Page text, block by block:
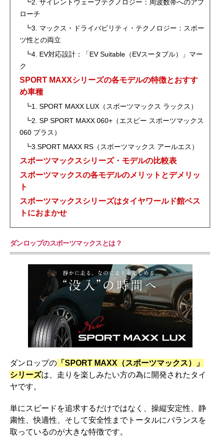
┗2. サイレントウェーブテクノロジー：周波数帯へのアプ
ローチ
┗3. マックス・ドライバビリティ・テクノロジー：スポー
ツ性との両立
┗4. EV対応設計：「EV Suitable（EVスータブル）」マー
ク
SPORT MAXXシリーズの各モデルの特徴とおすす
め車種
┗1. SPORT MAXX LUX（スポーツマックス ラックス）
┗2. SP SPORT MAXX 060+（エスピー スポーツマックス
060 プラス）
┗3.SPORT MAXX RS（スポーツマックス アールエス）
スポーツマックスシリーズ・モデルの比較表
スポーツマックスの各モデルのメリットとデメリッ
ト
スポーツマックスシリーズはタイヤワールド館ベス
トにおまかせ
ダンロップのスポーツマックスとは？
ダンロップの 「SPORT MAXX（スポーツマックス）」
シリーズは、走りを楽しみたい方の為に開発されたタイ
ヤです。
単にスピードを追求するだけではなく、操縦安定性、静
粛性、快適性、そして安全性までトータルにバランスを
取っているのが大きな特徴です。